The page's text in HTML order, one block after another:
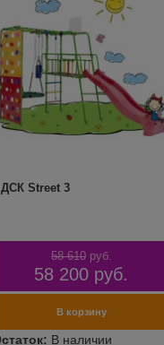
ДСК Street 3
58 610 руб.
58 200 руб.